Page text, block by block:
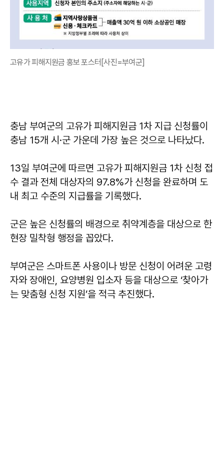
고유가 피해지원금 홍보 포스터[사진=부여군]
충남 부여군의 고유가 피해지원금 1차 지급 신청률이
충남 15개 시·군 가운데 가장 높은 것으로 나타났다.
13일 부여군에 따르면 고유가 피해지원금 1차 신청 접
수 결과 전체 대상자의 97.8%가 신청을 완료하며 도
내 최고 수준의 지급률을 기록했다.
군은 높은 신청률의 배경으로 취약계층을 대상으로 한
현장 밀착형 행정을 꼽았다.
부여군은 스마트폰 사용이나 방문 신청이 어려운 고령
자와 장애인, 요양병원 입소자 등을 대상으로 ‘찾아가
는 맞춤형 신청 지원’을 적극 추진했다.